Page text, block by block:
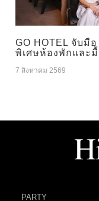
GO HOTEL จับมื
พิเศษห้องพักและ
7 สิงหาคม 2569
PARTY